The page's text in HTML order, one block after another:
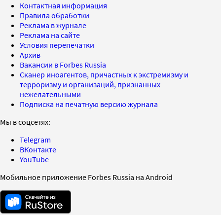
Контактная информация
Правила обработки
Реклама в журнале
Реклама на сайте
Условия перепечатки
Архив
Вакансии в Forbes Russia
Сканер иноагентов, причастных к экстремизму и
терроризму и организаций, признанных
нежелательными
Подписка на печатную версию журнала
Мы в соцсетях:
Telegram
ВКонтакте
YouTube
Мобильное приложение Forbes Russia на Android